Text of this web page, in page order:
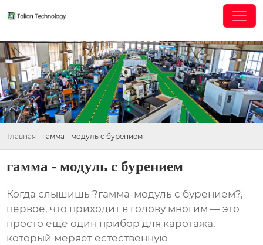
Главная - гамма - модуль с бурением
гамма - модуль с бурением
Когда слышишь ?гамма-модуль с бурением?,
первое, что приходит в голову многим — это
просто еще один прибор для каротажа,
который меряет естественную